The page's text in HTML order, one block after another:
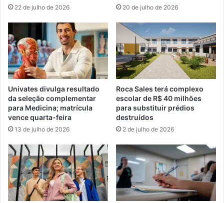
22 de julho de 2026 20 de julho de 2026
Univates divulga resultado
da seleção complementar
para Medicina; matrícula
vence quarta-feira
13 de julho de 2026
Roca Sales terá complexo
escolar de R$ 40 milhões
para substituir prédios
destruídos
2 de julho de 2026